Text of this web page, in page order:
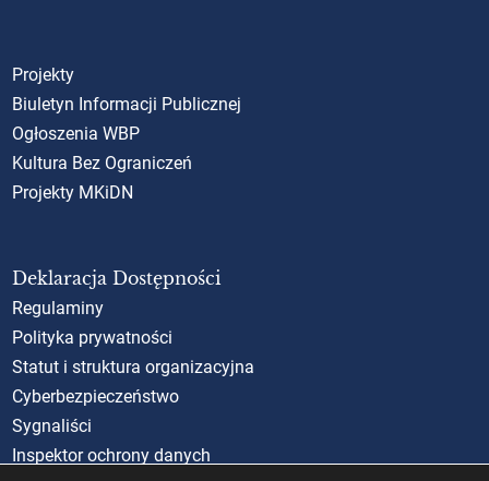
Projekty
Biuletyn Informacji Publicznej
Ogłoszenia WBP
Kultura Bez Ograniczeń
Projekty MKiDN
Deklaracja Dostępności
Regulaminy
Polityka prywatności
Statut i struktura organizacyjna
Cyberbezpieczeństwo
Sygnaliści
Inspektor ochrony danych